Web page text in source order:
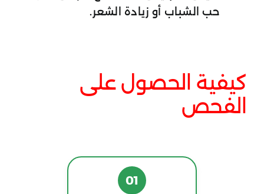
حب الشباب أو زيادة الشعر.
كيفية الحصول على
الفحص
01